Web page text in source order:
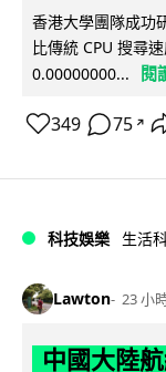
香港大學團隊成功
比傳統 CPU 搜尋
0.00000000...
閱
349 75 ↗
科技娛樂 生活
Lawton 23 小
中國大陸